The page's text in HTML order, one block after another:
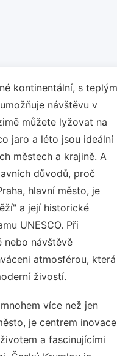
kontinentální, s
návštěvu v
můžete lyžovat na
jaro a léto jsou ideální
městech a krajině. A
důvodů, proč
hlavní město, je
a její historické
UNESCO. Při
nebo návštěvě
atmosférou, která
živostí.
více než jen
je centrem inovace
a fascinujícími